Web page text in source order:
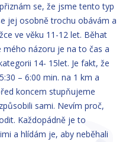
se, že jsme tento typ
jej osobně trochu obávám a
ve věku 11-12 let. Běhat
mého názoru je na to čas a
14- 15let. Je fakt, že
– 6:00 min. na 1 km a
koncem stupňujeme
sami. Nevím proč,
Každopádně je to
a hlídám je, aby neběhali